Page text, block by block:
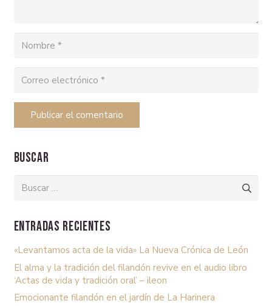
Publicar el comentario
Buscar
Buscar:
Entradas recientes
«Levantamos acta de la vida» La Nueva Crónica de León
El alma y la tradición del filandón revive en el audio libro
‘Actas de vida y tradición oral’ – ileon
Emocionante filandón en el jardín de La Harinera